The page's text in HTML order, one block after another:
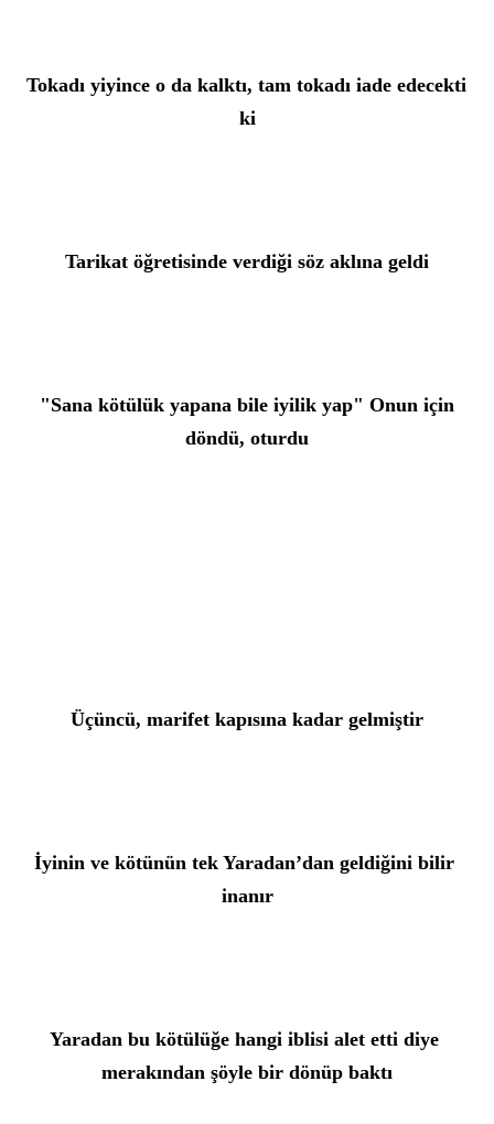
Tokadı yiyince o da kalktı, tam tokadı iade edecekti
ki
Tarikat öğretisinde verdiği söz aklına geldi
"Sana kötülük yapana bile iyilik yap" Onun için
döndü, oturdu
Üçüncü, marifet kapısına kadar gelmiştir
İyinin ve kötünün tek Yaradan’dan geldiğini bilir
inanır
Yaradan bu kötülüğe hangi iblisi alet etti diye
merakından şöyle bir dönüp baktı